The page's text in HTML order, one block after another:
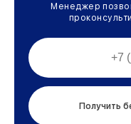
Менеджер
Получить